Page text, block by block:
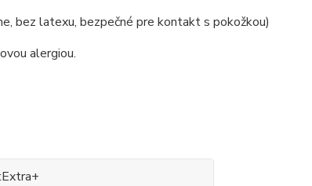
bez latexu, bezpečné pre kontakt s pokožkou)
alergiou.